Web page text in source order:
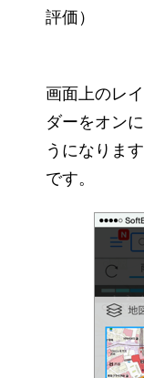
評価）
画面上のレ
ダーをオン
うになりま
です。